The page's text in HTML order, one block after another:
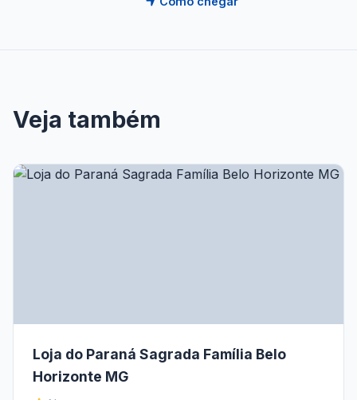
Veja também
Loja do Paraná Sagrada Família Belo
Horizonte MG